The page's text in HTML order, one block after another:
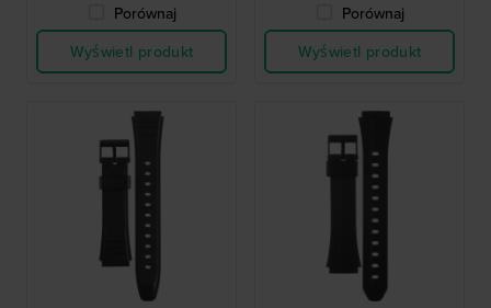
Porównaj
Wyświetl produkt
Porównaj
Wyświetl produkt